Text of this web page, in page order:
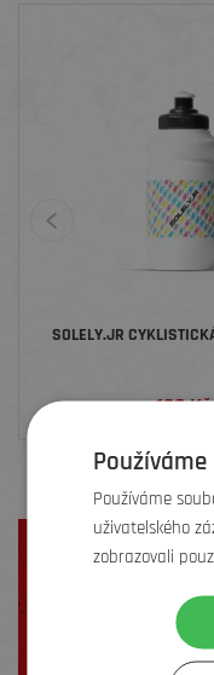
SOLELY.JR
199 Kč
Nebojte se
Používáme
uživatelského
zobrazovali